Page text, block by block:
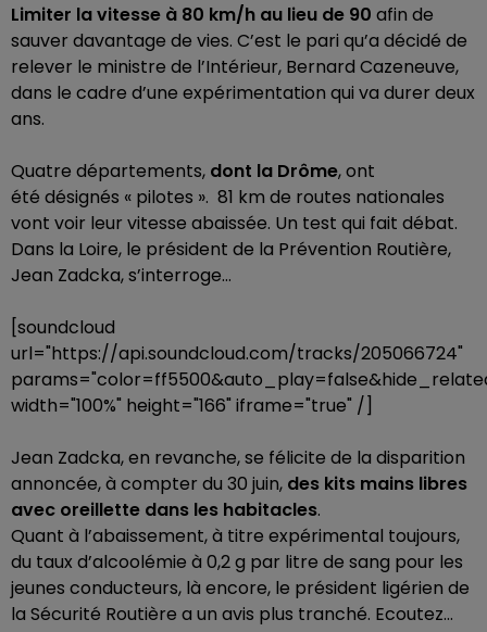
Limiter la vitesse à 80 km/h au lieu de 90 afin de
sauver davantage de vies. C’est le pari qu’a décidé de
relever le ministre de l’Intérieur, Bernard Cazeneuve,
dans le cadre d’une expérimentation qui va durer deux
ans.
Quatre départements, dont la Drôme, ont
été désignés « pilotes ». 81 km de routes nationales
vont voir leur vitesse abaissée. Un test qui fait débat.
Dans la Loire, le président de la Prévention Routière,
Jean Zadcka, s’interroge…
[soundcloud
url="https://api.soundcloud.com/tracks/205066724"
width="100%" height="166" iframe="true" /]
Jean Zadcka, en revanche, se félicite de la disparition
annoncée, à compter du 30 juin, des kits mains libres
avec oreillette dans les habitacles.
Quant à l’abaissement, à titre expérimental toujours,
du taux d’alcoolémie à 0,2 g par litre de sang pour les
jeunes conducteurs, là encore, le président ligérien de
la Sécurité Routière a un avis plus tranché. Ecoutez…